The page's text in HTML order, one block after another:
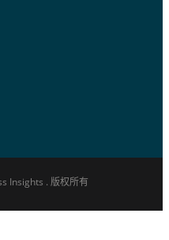
Insights . 版权所有